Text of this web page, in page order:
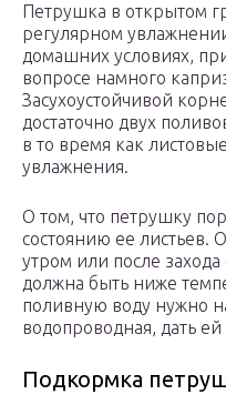
Петрушка в открытом
регулярном
домашних условиях,
вопросе намного
Засухоустойчивой
достаточно двух
в то время как
увлажнения.
О том, что петрушку
состоянию ее листьев.
утром или после
должна быть ниже
поливную воду нужно
водопроводная, дать ей
Подкормка